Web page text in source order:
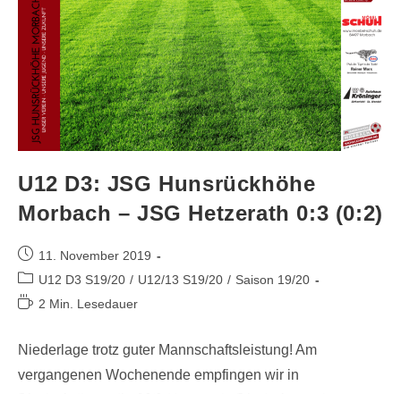
U12 D3: JSG Hunsrückhöhe
Morbach – JSG Hetzerath 0:3 (0:2)
11. November 2019
U12 D3 S19/20 / U12/13 S19/20 / Saison 19/20
2 Min. Lesedauer
Niederlage trotz guter Mannschaftsleistung! Am
vergangenen Wochenende empfingen wir in